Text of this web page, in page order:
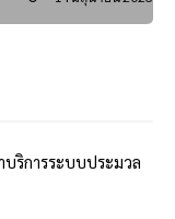
บริการระบบประมวล